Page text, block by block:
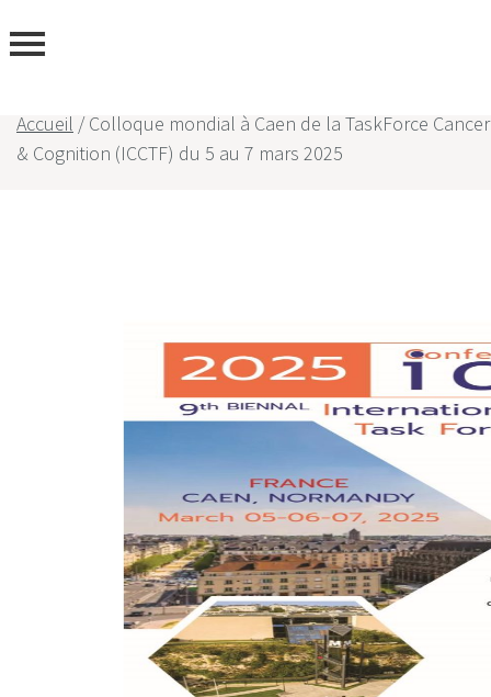
Accueil /Colloque mondial à Caen de la TaskForce Cancer
& Cognition (ICCTF) du 5 au 7 mars 2025